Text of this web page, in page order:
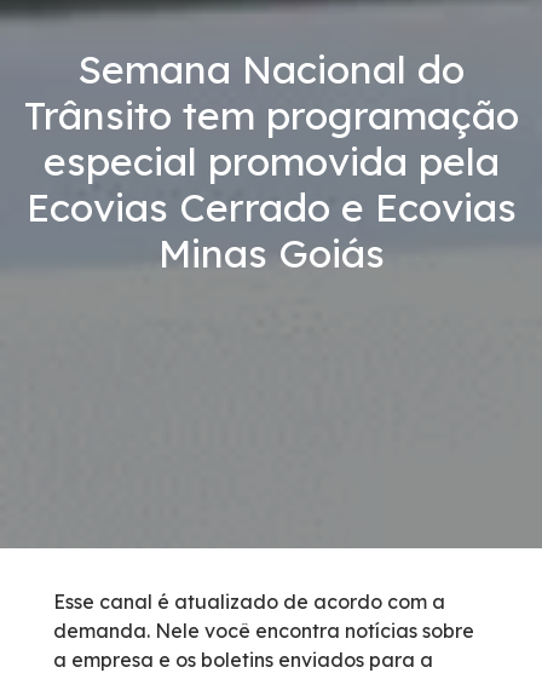
Demonstrações Financeiras
Código de Conduta
Condições da Via
Revistas
Postos de Combustível
Semana Nacional do
Trânsito tem programação
especial promovida pela
Ecovias Cerrado e Ecovias
Minas Goiás
Esse canal é atualizado de acordo com a
demanda. Nele você encontra notícias sobre
a empresa e os boletins enviados para a